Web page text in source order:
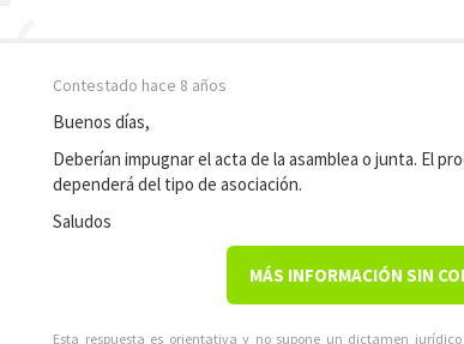
Contestado hace 8 años
Buenos días,
Deberían impugnar el acta de la asamblea o junta. El
dependerá del tipo de asociación.
Saludos
MÁS INFORMACIÓN SIN
Esta respuesta es orientativa y no supone un dictamen